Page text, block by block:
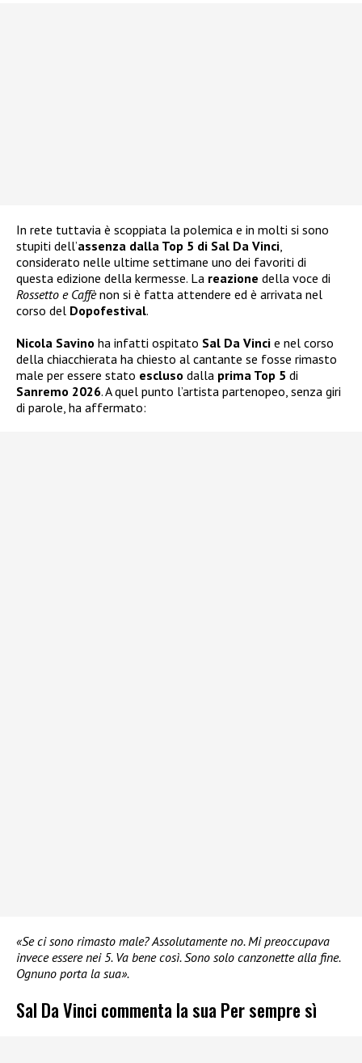
In rete tuttavia è scoppiata la polemica e in molti si sono
stupiti dell’assenza dalla Top 5 di Sal Da Vinci
considerato nelle ultime settimane uno dei favoriti di
questa edizione della kermesse. La reazione della voce di
Rossetto e Caffènon si è fatta attendere ed è arrivata nel
corso del Dopofestival.
Nicola Savino ha infatti ospitato Sal Da Vinci e nel corso
della chiacchierata ha chiesto al cantante se fosse rimasto
male per essere stato escluso dalla prima Top 5 di
Sanremo 2026. A quel punto l’artista partenopeo, senza giri
di parole, ha affermato:
«Se ci sono rimasto male? Assolutamente no. Mi preoccupava
invece essere nei 5. Va bene così. Sono solo canzonette alla fine.
Ognuno porta la sua».
Sal Da Vinci commenta la sua Per sempre sì